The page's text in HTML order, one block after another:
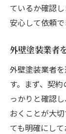
ているか確認
安心して依頼
外壁塗装業者
外壁塗装業者
す。まず、契
っかりと確認
おくことが大
ても明確にし